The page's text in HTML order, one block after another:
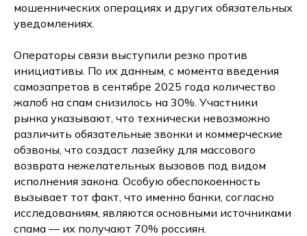
мошеннических операциях и других обязательных
уведомлениях.
Операторы связи выступили резко против
инициативы. По их данным, с момента введения
самозапретов в сентябре 2025 года количество
жалоб на спам снизилось на 30%. Участники
рынка указывают, что технически невозможно
различить обязательные звонки и коммерческие
обзвоны, что создаст лазейку для массового
возврата нежелательных вызовов под видом
исполнения закона. Особую обеспокоенность
вызывает тот факт, что именно банки, согласно
исследованиям, являются основными источниками
спама — их получают 70% россиян.